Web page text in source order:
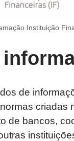
Instituição
de
criadas
de bancos,